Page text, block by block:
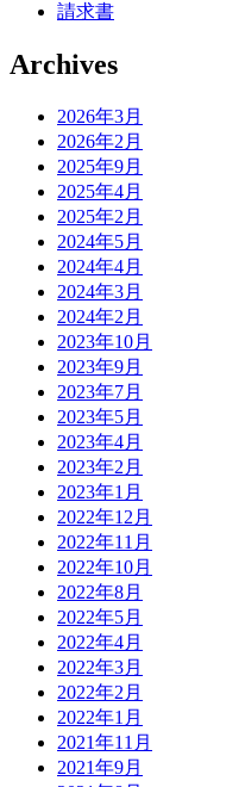
請求書
Archives
2026年3月
2026年2月
2025年9月
2025年4月
2025年2月
2024年5月
2024年4月
2024年3月
2024年2月
2023年10月
2023年9月
2023年7月
2023年5月
2023年4月
2023年2月
2023年1月
2022年12月
2022年11月
2022年10月
2022年8月
2022年5月
2022年4月
2022年3月
2022年2月
2022年1月
2021年11月
2021年9月